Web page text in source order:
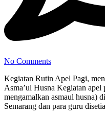
No Comments
Kegiatan Rutin Apel Pagi,
Asma’ul Husna Kegiatan apel
mengamalkan asmaul husna)
Semarang dan para guru